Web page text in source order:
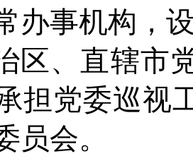
办事机构，
区、直辖市
担党委巡视
员会。